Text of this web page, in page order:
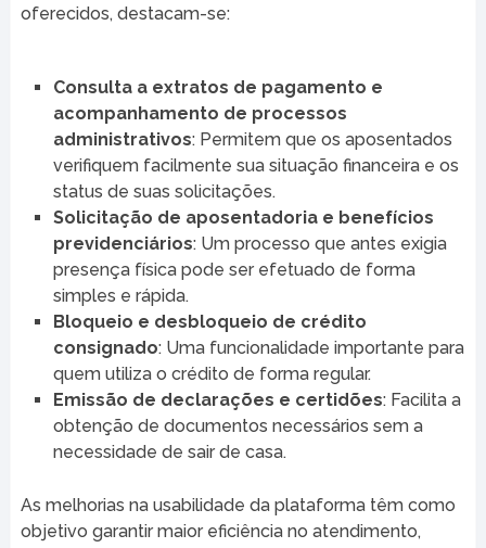
oferecidos, destacam-se:
Consulta a extratos de pagamento e
acompanhamento de processos
administrativos: Permitem que os aposentados
verifiquem facilmente sua situação financeira e os
status de suas solicitações.
Solicitação de aposentadoria e benefícios
previdenciários: Um processo que antes exigia
presença física pode ser efetuado de forma
simples e rápida.
Bloqueio e desbloqueio de crédito
consignado: Uma funcionalidade importante para
quem utiliza o crédito de forma regular.
Emissão de declarações e certidões: Facilita a
obtenção de documentos necessários sem a
necessidade de sair de casa.
As melhorias na usabilidade da plataforma têm como
objetivo garantir maior eficiência no atendimento,